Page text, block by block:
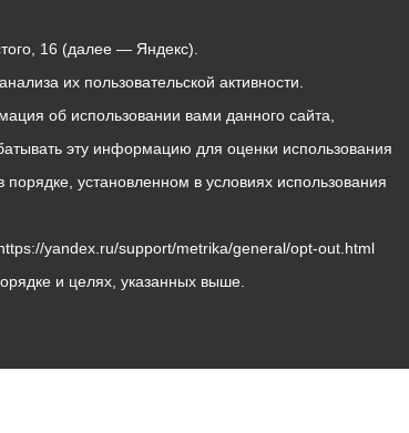
16 (далее — Яндекс).
их пользовательской активности.
об использовании вами данного сайта,
эту информацию для оценки использования
установленном в условиях использования
yandex.ru/support/metrika/general/opt-out.html
и целях, указанных выше.